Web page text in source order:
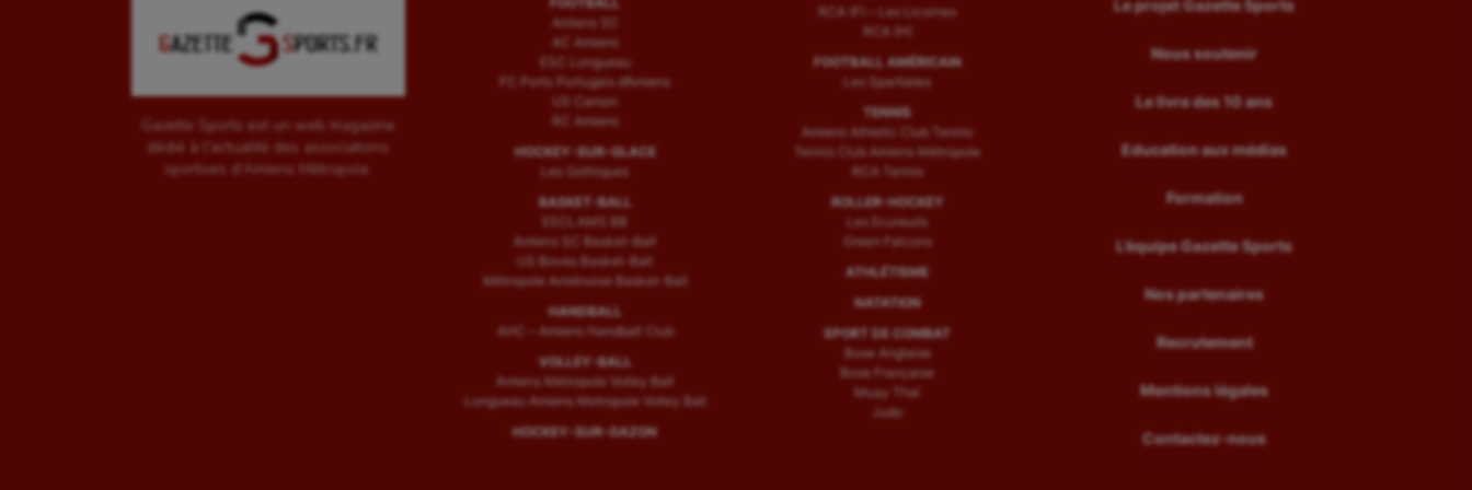
Gazette Sports est un web magazine
dédié à l'actualité des associations
sportives d'Amiens Métropole.
Amiens SC
AC Amiens
ESC Longueau
FC Porto Portugais d’Amiens
US Camon
RC Amiens
HOCKEY-SUR-GLACE
Les Gothiques
BASKET-BALL
ESCLAMS BB
Amiens SC Basket-Ball
US Boves Basket-Ball
Métropole Amiénoise Basket-Ball
HANDBALL
AHC – Amiens Handball Club
VOLLEY-BALL
Amiens Métropole Volley Ball
Longueau Amiens Metropole Volley Ball
HOCKEY-SUR-GAZON
RCA (F) – Les Licornes
RCA (H)
FOOTBALL AMÉRICAIN
Les Spartiates
TENNIS
Amiens Athletic Club Tennis
Tennis Club Amiens Métropole
RCA Tennis
ROLLER-HOCKEY
Les Ecureuils
Green Falcons
ATHLÉTISME
NATATION
SPORT DE COMBAT
Boxe Anglaise
Boxe Française
Muay Thaï
Judo
Le projet Gazette Sports
Nous soutenir
Le livre des 10 ans
Education aux médias
Formation
L’équipe Gazette Sports
Nos partenaires
Recrutement
Mentions légales
Contactez-nous